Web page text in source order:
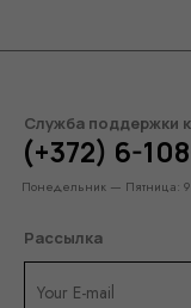
Служба поддержки
(+372) 6-
Понедельник — Пятница:
Рассылка